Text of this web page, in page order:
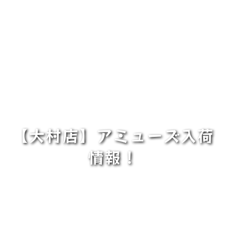
【大村店】アミューズ入荷
情報！